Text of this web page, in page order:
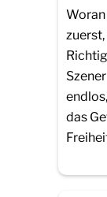
zuerst,
das